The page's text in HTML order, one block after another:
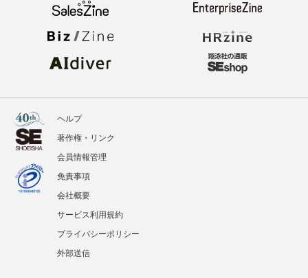
ヘルプ
著作権・リンク
会員情報管理
免責事項
会社概要
サービス利用規約
プライバシーポリシー
外部送信